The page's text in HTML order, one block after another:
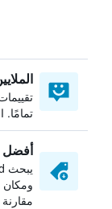
تمامًا.
أفضل
مقارنة